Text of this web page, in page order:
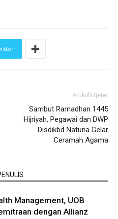
Artikulli tjetër
Sambut Ramadhan 1445
Hijriyah, Pegawai dan DWP
Disdikbd Natuna Gelar
Ceramah Agama
Management, UOB
dengan Allianz